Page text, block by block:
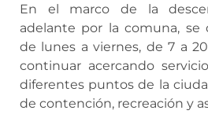
En el marco de la
adelante por la comuna, se
de lunes a viernes, de 7 a
continuar acercando
diferentes puntos de la
de contención, recreación y